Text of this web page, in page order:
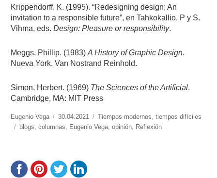
Krippendorff, K. (1995). “Redesigning design; An
invitation to a responsible future”, en Tahkokallio, P y S.
Vihma, eds.Design: Pleasure or responsibility.
Meggs, Phillip. (1983)A History of Graphic Design.
Nueva York, Van Nostrand Reinhold.
Simon, Herbert. (1969) The Sciences of the Artificial.
Cambridge, MA: MIT Press
https://www.experimenta.es/author/info1/
Eugenio Vega
Publicado
el
30.04.2021 Categorías
Tiempos modernos, tiempos difíciles
Etiquetas
blogs,columnas, Eugenio Vega,opinión, Reflexión